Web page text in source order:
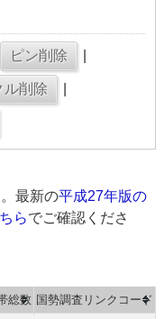
最新の平成27年版の
らでご確認くださ
総数 国勢調査リンクコード